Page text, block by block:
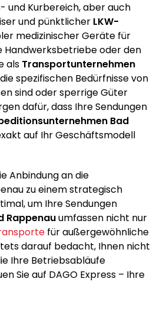
und Kurbereich, aber auch
und pünktlicher LKW-
medizinischer Geräte für
Handwerksbetriebe oder den
als Transportunternehmen
spezifischen Bedürfnisse von
sind oder sperrige Güter
dafür, dass Ihre Sendungen
Bad
auf Ihr Geschäftsmodell
Anbindung an die
zu einem strategisch
um Ihre Sendungen
Rappenauumfassen nicht nur
für außergewöhnliche
darauf bedacht, Ihnen nicht
Ihre Betriebsabläufe
Sie auf DAGO Express – Ihre